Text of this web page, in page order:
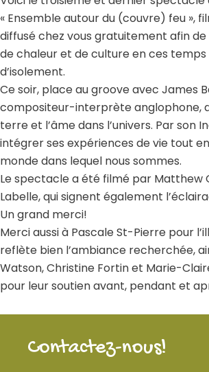
« Ensemble autour du (couvre) feu »,
diffusé chez vous gratuitement afin
de chaleur et de culture en ces temps
d’isolement.
Ce soir, place au groove avec James
compositeur-interprète anglophone,
terre et l’âme dans l’univers. Par son
intégrer ses expériences de vie tout
monde dans lequel nous sommes.
Le spectacle a été filmé par Matthew
Labelle, qui signent également
Un grand merci!
Merci aussi à Pascale St-Pierre pour
reflète bien l’ambiance recherchée,
Watson, Christine Fortin et Marie-
pour leur soutien avant, pendant et
Contactez-nous!